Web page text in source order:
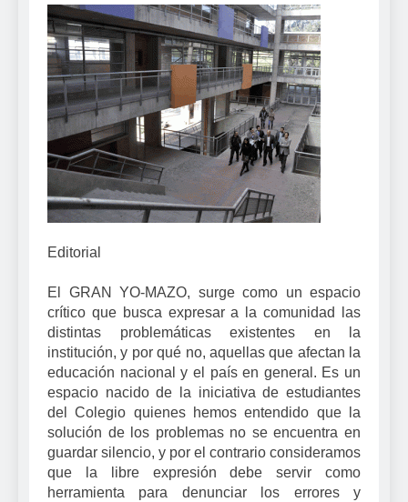
Editorial
El GRAN YO-MAZO, surge como un espacio
crítico que busca expresar a la comunidad las
distintas problemáticas existentes en la
institución, y por qué no, aquellas que afectan la
educación nacional y el país en general. Es un
espacio nacido de la iniciativa de estudiantes
del Colegio quienes hemos entendido que la
solución de los problemas no se encuentra en
guardar silencio, y por el contrario consideramos
que la libre expresión debe servir como
herramienta para denunciar los errores y